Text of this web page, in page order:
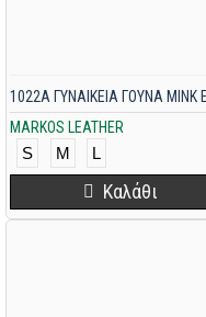
MARKOS LEATHER
S M L
Καλάθι